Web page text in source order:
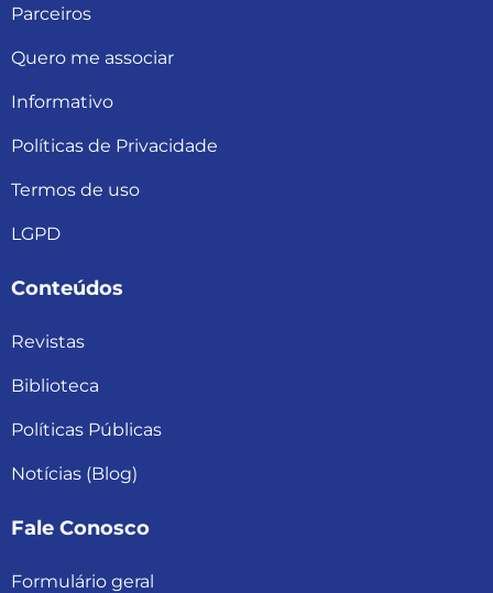
Parceiros
Quero me associar
Informativo
Políticas de Privacidade
Termos de uso
LGPD
Conteúdos
Revistas
Biblioteca
Políticas Públicas
Notícias (Blog)
Fale Conosco
Formulário geral